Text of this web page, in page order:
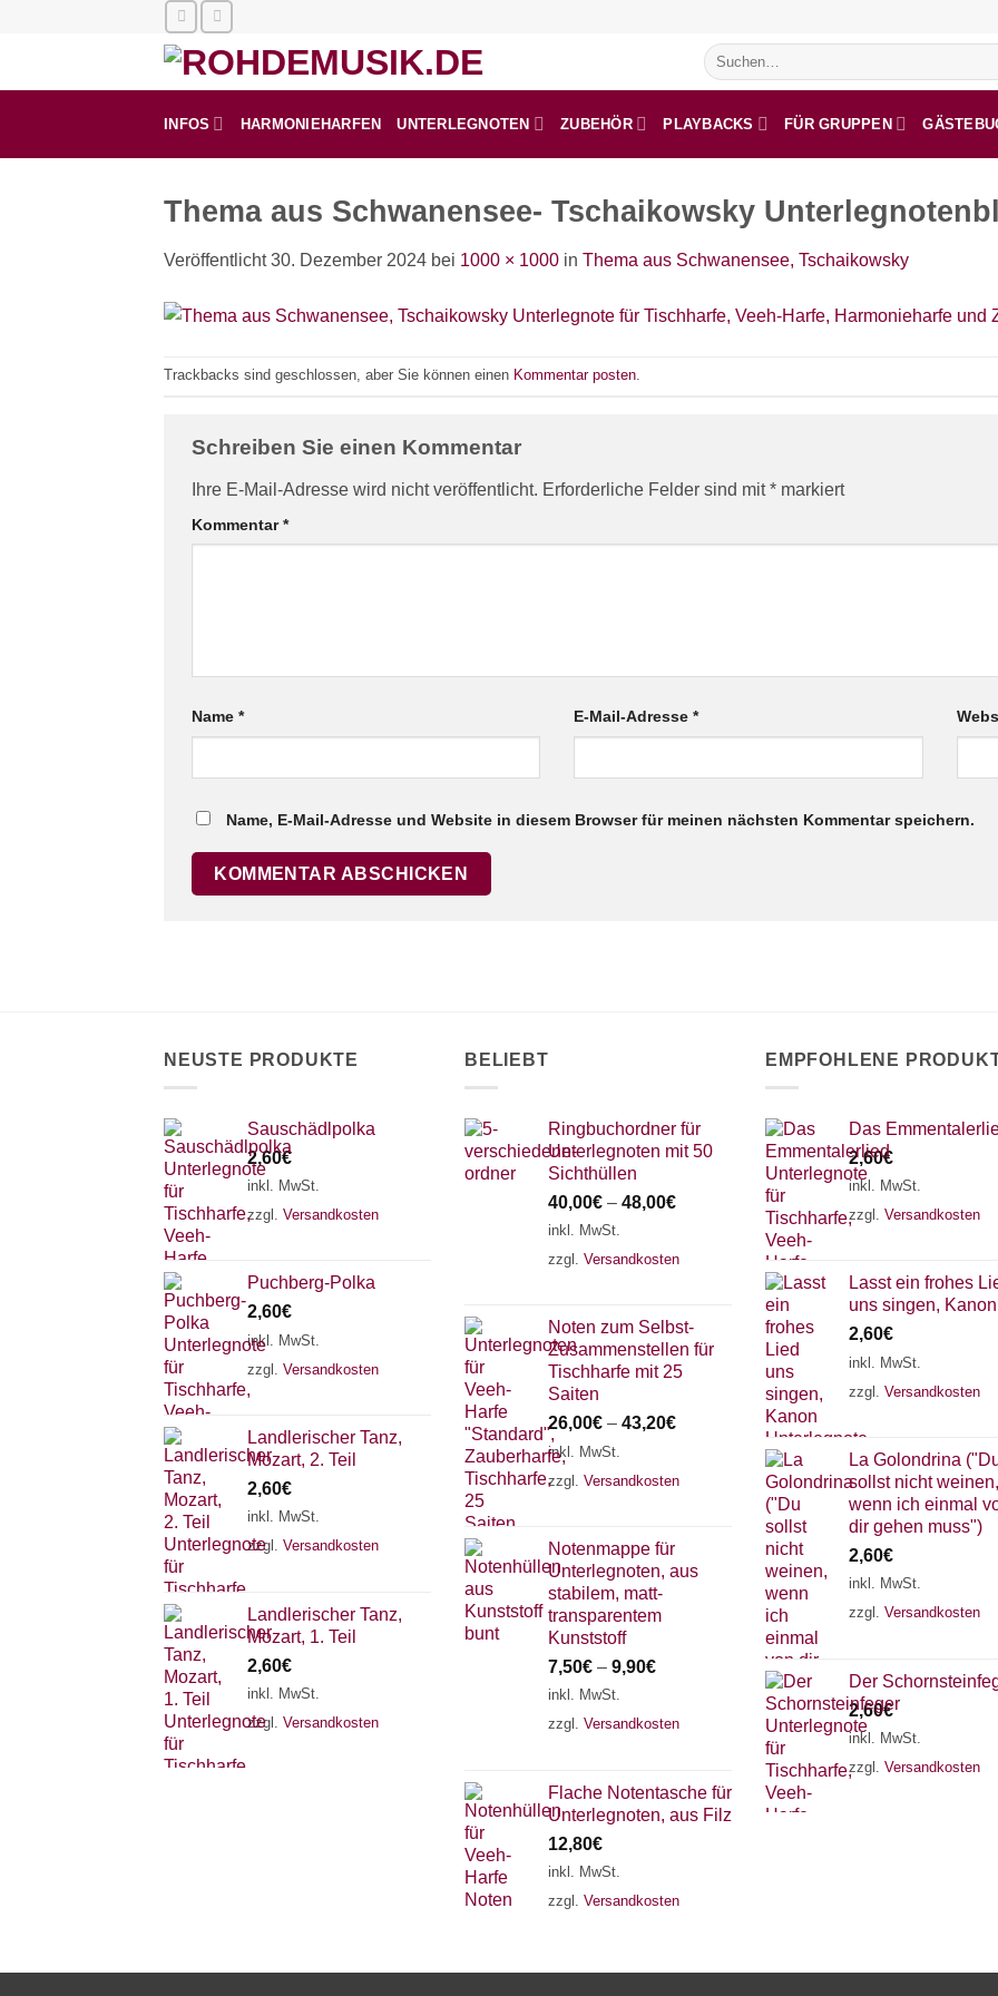
Suchen
nach:
INFOS HARMONIEHARFEN UNTERLEGNOTEN ZUBEHÖR PLAYBACKS FÜR GRUPPEN
Thema aus Schwanensee- Tschaikowsky
Veröffentlicht30. Dezember 2024 bei 1000 × 1000 in Thema aus Schwanensee, Tschaikowsky
Trackbacks sind geschlossen, aber Sie können einen Kommentar posten.
Schreiben Sie einen Kommentar
Ihre E-Mail-Adresse wird nicht veröffentlicht. Erforderliche Felder sind mit* markiert
Kommentar*
Name * E-Mail-Adresse*
Name, E-Mail-Adresse und Website in diesem Browser für meinen nächsten Kommentar speichern.
NEUSTE PRODUKTE
Sauschädlpolka
2,60€
inkl. MwSt.
zzgl. Versandkosten
Puchberg-Polka
2,60€
inkl. MwSt.
zzgl. Versandkosten
Landlerischer Tanz,
Mozart, 2. Teil
2,60€
inkl. MwSt.
zzgl. Versandkosten
Landlerischer Tanz,
Mozart, 1. Teil
2,60€
inkl. MwSt.
zzgl. Versandkosten
BELIEBT
Ringbuchordner für
Unterlegnoten mit 50
Sichthüllen
40,00€ – 48,00€
inkl. MwSt.
zzgl. Versandkosten
Noten zum Selbst-
Zusammenstellen für
Tischharfe mit 25
Saiten
26,00€ – 43,20€
inkl. MwSt.
zzgl. Versandkosten
Notenmappe für
Unterlegnoten, aus
stabilem, matt-
transparentem
Kunststoff
7,50€ – 9,90€
inkl. MwSt.
zzgl. Versandkosten
Flache Notentasche für
Unterlegnoten, aus Filz
12,80€
inkl. MwSt.
zzgl. Versandkosten
EMPFOHLENE
Das
2,60€
inkl. MwSt.
zzgl. Versandkosten
Lasst ein frohes
uns singen, Kanon
2,60€
inkl. MwSt.
zzgl. Versandkosten
La Golondrina
sollst nicht weinen,
wenn ich einmal
dir gehen muss")
2,60€
inkl. MwSt.
zzgl. Versandkosten
Der
2,60€
inkl. MwSt.
zzgl. Versandkosten